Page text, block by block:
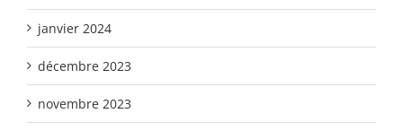
janvier 2024
décembre 2023
novembre 2023